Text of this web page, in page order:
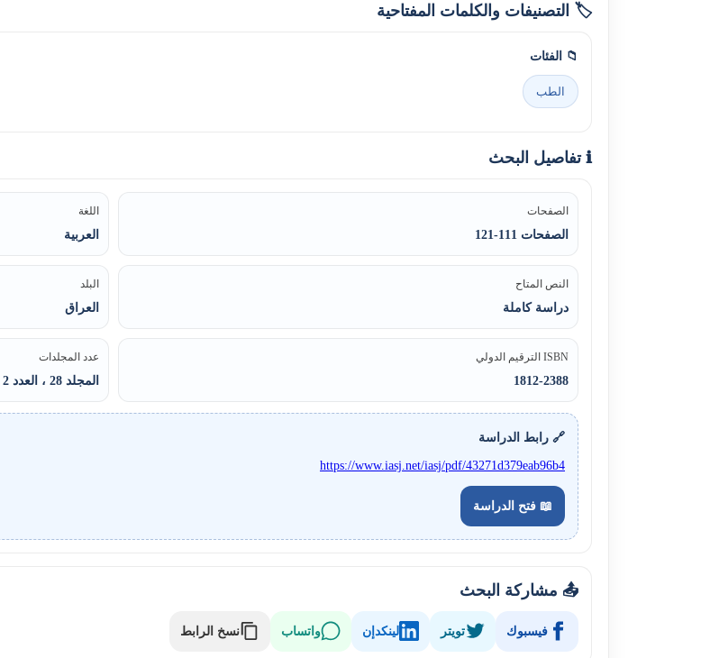
🏷️ التصنيفات والكلمات المفتاحية
📁 الفئات
الطب
ℹ️ تفاصيل البحث
الصفحات
الصفحات 111-121
اللغة
العربية
النص المتاح
دراسة كاملة
البلد
العراق
ISBN الترقيم الدولي
1812-2388
عدد المجلدات
المجلد 28 ، العدد 2
🔗 رابط الدراسة
https://www.iasj.net/iasj/pdf/43271d379eab96b4
📖 فتح الدراسة
📤 مشاركة البحث
فيسبوك تويتر لينكدإن واتساب نسخ الرابط